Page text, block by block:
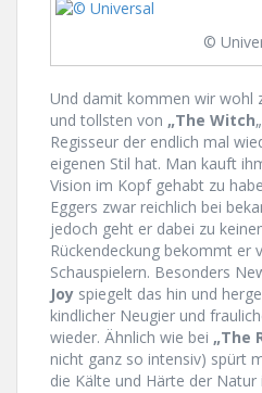
©
Und damit kommen wir wohl
und tollsten von „The Witch
Regisseur der endlich mal
eigenen Stil hat. Man kauft
Vision im Kopf gehabt zu
Eggers zwar reichlich bei
jedoch geht er dabei zu
Rückendeckung bekommt er
Schauspielern. Besonders
Joy spiegelt das hin und
kindlicher Neugier und
wieder. Ähnlich wie bei „The
nicht ganz so intensiv) spürt
die Kälte und Härte der Natur